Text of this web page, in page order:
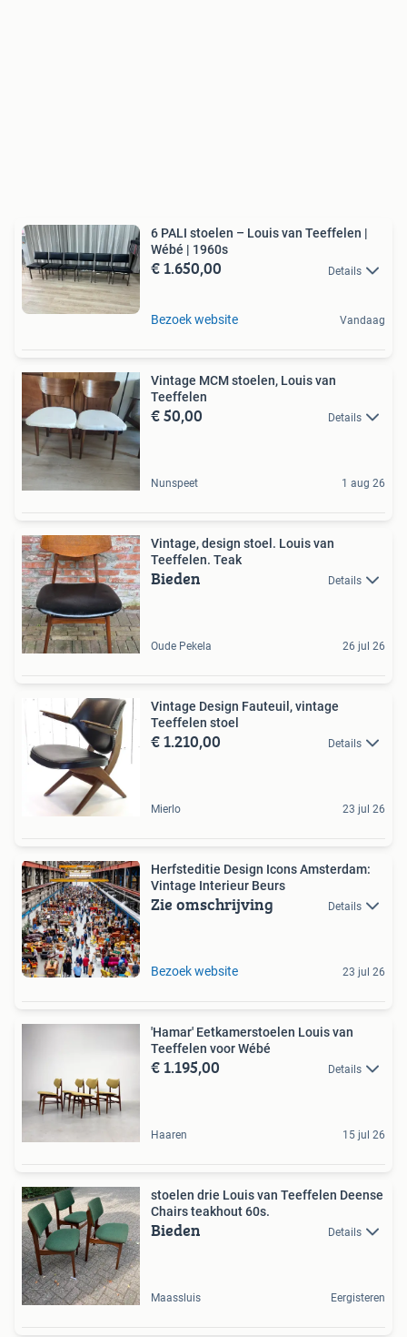
6 PALI stoelen – Louis van Teeffelen |
Wébé | 1960s
€ 1.650,00 Details
Bezoek website Vandaag
Vintage MCM stoelen, Louis van
Teeffelen
€ 50,00 Details
Nunspeet 1 aug 26
Vintage, design stoel. Louis van
Teeffelen. Teak
Bieden Details
Oude Pekela 26 jul 26
Vintage Design Fauteuil, vintage
Teeffelen stoel
€ 1.210,00 Details
Mierlo 23 jul 26
Herfsteditie Design Icons Amsterdam:
Vintage Interieur Beurs
Zie omschrijving Details
Bezoek website 23 jul 26
'Hamar' Eetkamerstoelen Louis van
Teeffelen voor Wébé
€ 1.195,00 Details
Haaren 15 jul 26
stoelen drie Louis van Teeffelen Deense
Chairs teakhout 60s.
Bieden Details
Maassluis Eergisteren